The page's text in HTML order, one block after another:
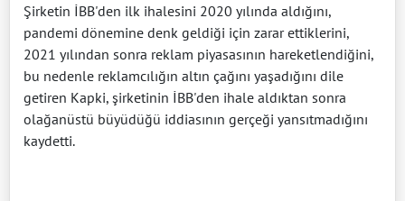
Şirketin İBB'den ilk ihalesini 2020 yılında aldığını,
pandemi dönemine denk geldiği için zarar ettiklerini,
2021 yılından sonra reklam piyasasının hareketlendiğini,
bu nedenle reklamcılığın altın çağını yaşadığını dile
getiren Kapki, şirketinin İBB'den ihale aldıktan sonra
olağanüstü büyüdüğü iddiasının gerçeği yansıtmadığını
kaydetti.